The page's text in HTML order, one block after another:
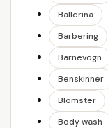
Ballerina
Barbering
Barnevogn
Benskinner
Blomster
Body wash